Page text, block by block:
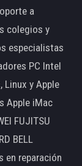
a
colegios y
especialistas
PC Intel
y Apple
Apple iMac
FUJITSU
BELL
en reparación